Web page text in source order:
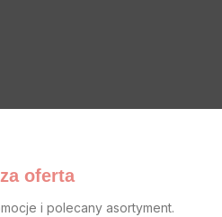
oferta
i polecany asortyment.